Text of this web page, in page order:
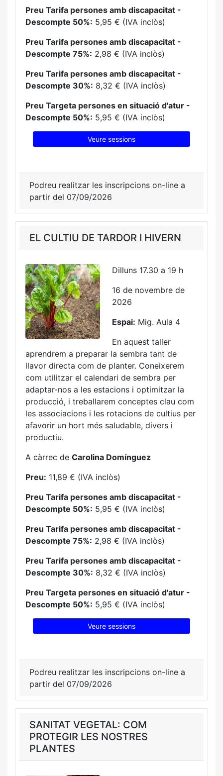
Preu Tarifa persones amb discapacitat -
Descompte 50%: 5,95 € (IVA inclòs)
Preu Tarifa persones amb discapacitat -
Descompte 75%: 2,98 € (IVA inclòs)
Preu Tarifa persones amb discapacitat -
Descompte 30%: 8,32 € (IVA inclòs)
Preu Targeta persones en situació d'atur -
Descompte 50%: 5,95 € (IVA inclòs)
Veure sessions
Podreu realitzar les inscripcions on-line a
partir del 07/09/2026
EL CULTIU DE TARDOR I HIVERN
Dilluns 17.30 a 19 h
16 de novembre de
2026
Espai: Mig. Aula 4
En aquest taller
aprendrem a preparar la sembra tant de
llavor directa com de planter. Coneixerem
com utilitzar el calendari de sembra per
adaptar-nos a les estacions i optimitzar la
producció, i treballarem conceptes clau com
les associacions i les rotacions de cultius per
afavorir un hort més saludable, divers i
productiu.
A càrrec de Carolina Domínguez
Preu: 11,89 € (IVA inclòs)
Preu Tarifa persones amb discapacitat -
Descompte 50%: 5,95 € (IVA inclòs)
Preu Tarifa persones amb discapacitat -
Descompte 75%: 2,98 € (IVA inclòs)
Preu Tarifa persones amb discapacitat -
Descompte 30%: 8,32 € (IVA inclòs)
Preu Targeta persones en situació d'atur -
Descompte 50%: 5,95 € (IVA inclòs)
Veure sessions
Podreu realitzar les inscripcions on-line a
partir del 07/09/2026
SANITAT VEGETAL: COM
PROTEGIR LES NOSTRES
PLANTES